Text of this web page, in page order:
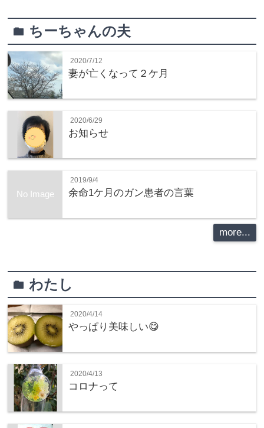
folder ちーちゃんの夫
2020/7/12
妻が亡くなって２ケ月
2020/6/29
お知らせ
No Image
2019/9/4
余命1ケ月のガン患者の言葉
more...
folderわたし
2020/4/14
やっぱり美味しい😋
2020/4/13
コロナって